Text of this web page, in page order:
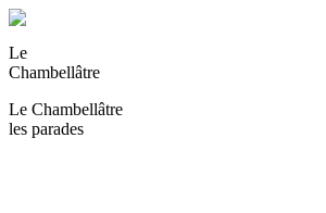
Le
Chambellâtre
Le Chambellâtre
les parades